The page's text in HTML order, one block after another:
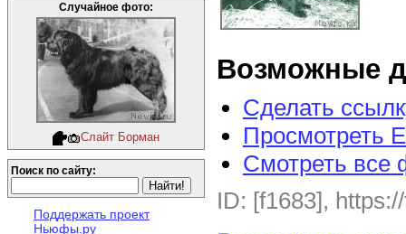
Случайное фото:
Слайт Борман
Поиск по сайту:
Поддержать проект
Ньюфы.ру
Возможные
Сделать
Просмотреть
Смотреть все
ID: [f1683],